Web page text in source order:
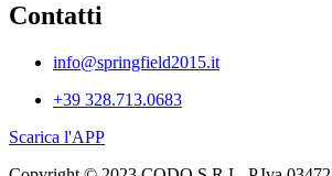
Contatti
info@springfield2015.it
+39 328.713.0683
Scarica l'APP